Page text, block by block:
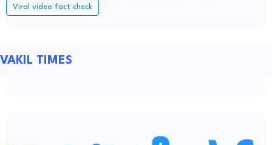
Viral video fact check
VAKIL TIMES